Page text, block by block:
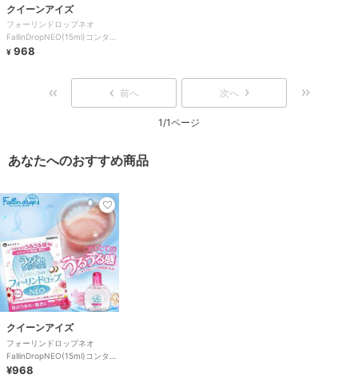
クイーンアイズ
フォーリンドロップネオ
FallinDropNEO(15ml)コンタク
トケア用品
¥ 968
前へ 次へ
1/1ページ
あなたへのおすすめ商品
クイーンアイズ
フォーリンドロップネオ
FallinDropNEO(15ml)コンタク
トケア用品
¥968